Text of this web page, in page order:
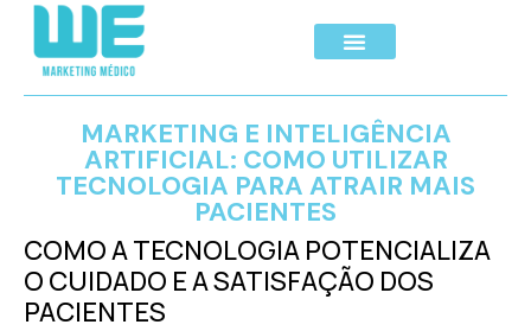
MARKETING E INTELIGÊNCIA
ARTIFICIAL: COMO UTILIZAR
TECNOLOGIA PARA ATRAIR MAIS
PACIENTES
COMO A TECNOLOGIA POTENCIALIZA
O CUIDADO E A SATISFAÇÃO DOS
PACIENTES